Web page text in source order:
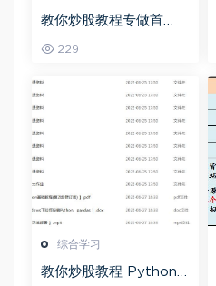
教你炒股教程专做首
229
综合学习
教你炒股教程 Python